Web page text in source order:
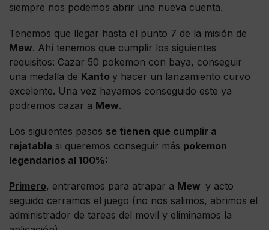
siempre nos podemos abrir una nueva cuenta.
Tenemos que llegar hasta el punto 7 de la misión de
Mew. Ahí tenemos que cumplir los siguientes
requisitos: Cazar 50 pokemon con baya, conseguir
una medalla de Kanto y hacer un lanzamiento curvo
excelente. Una vez hayamos conseguido este ya
podremos cazar a Mew.
Los siguientes pasos se tienen que cumplir a
rajatabla si queremos conseguir más pokemon
legendarios al 100%:
Primero, entraremos para atrapar a Mew y acto
seguido cerramos el juego (no nos salimos, abrimos el
administrador de tareas del movil y eliminamos la